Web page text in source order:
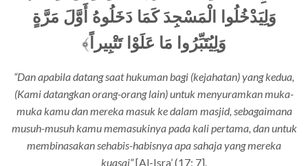
وَلِيَدْخُلُوا الْمَسْجِدَ كَمَا دَخَلُوهُ أَوَّلَ مَرَّةٍ
وَلِيُتَبِّرُوا مَا عَلَوْا تَتْبِيراً ﴾
“Dan apabila datang saat hukuman bagi (kejahatan) yang kedua,
(Kami datangkan orang-orang lain) untuk menyuramkan muka-
muka kamu dan mereka masuk ke dalam masjid, sebagaimana
musuh-musuh kamu memasukinya pada kali pertama, dan untuk
membinasakan sehabis-habisnya apa sahaja yang mereka
kuasai”[Al-Isra’ (17: 7].